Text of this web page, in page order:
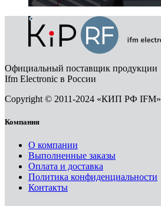
Официальный поставщик продукции
Ifm Electronic в России
Copyright © 2011-2024 «КИП РФ IFM»
Компания
О компании
Выполненные заказы
Оплата и доставка
Политика конфиденциальности
Контакты